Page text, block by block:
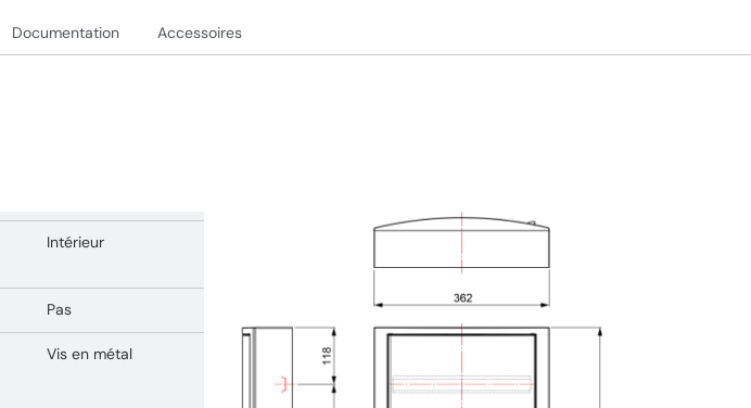
Documentation Accessoires
Intérieur
Pas
Vis en métal